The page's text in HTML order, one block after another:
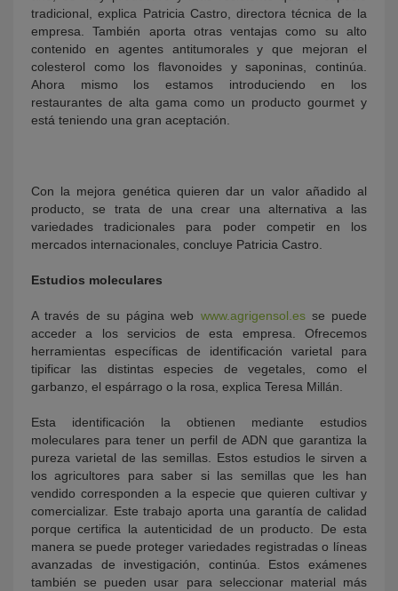
tradicional, explica Patricia Castro, directora técnica de la
empresa. También aporta otras ventajas como su alto
contenido en agentes antitumorales y que mejoran el
colesterol como los flavonoides y saponinas, continúa.
Ahora mismo los estamos introduciendo en los
restaurantes de alta gama como un producto gourmet y
está teniendo una gran aceptación.
Con la mejora genética quieren dar un valor añadido al
producto, se trata de una crear una alternativa a las
variedades tradicionales para poder competir en los
mercados internacionales, concluye Patricia Castro.
Estudios moleculares
A través de su página web www.agrigensol.esse puede
acceder a los servicios de esta empresa. Ofrecemos
herramientas específicas de identificación varietal para
tipificar las distintas especies de vegetales, como el
garbanzo, el espárrago o la rosa, explica Teresa Millán.
Esta identificación la obtienen mediante estudios
moleculares para tener un perfil de ADN que garantiza la
pureza varietal de las semillas. Estos estudios le sirven a
los agricultores para saber si las semillas que les han
vendido corresponden a la especie que quieren cultivar y
comercializar. Este trabajo aporta una garantía de calidad
porque certifica la autenticidad de un producto. De esta
manera se puede proteger variedades registradas o líneas
avanzadas de investigación, continúa. Estos exámenes
también se pueden usar para seleccionar material más